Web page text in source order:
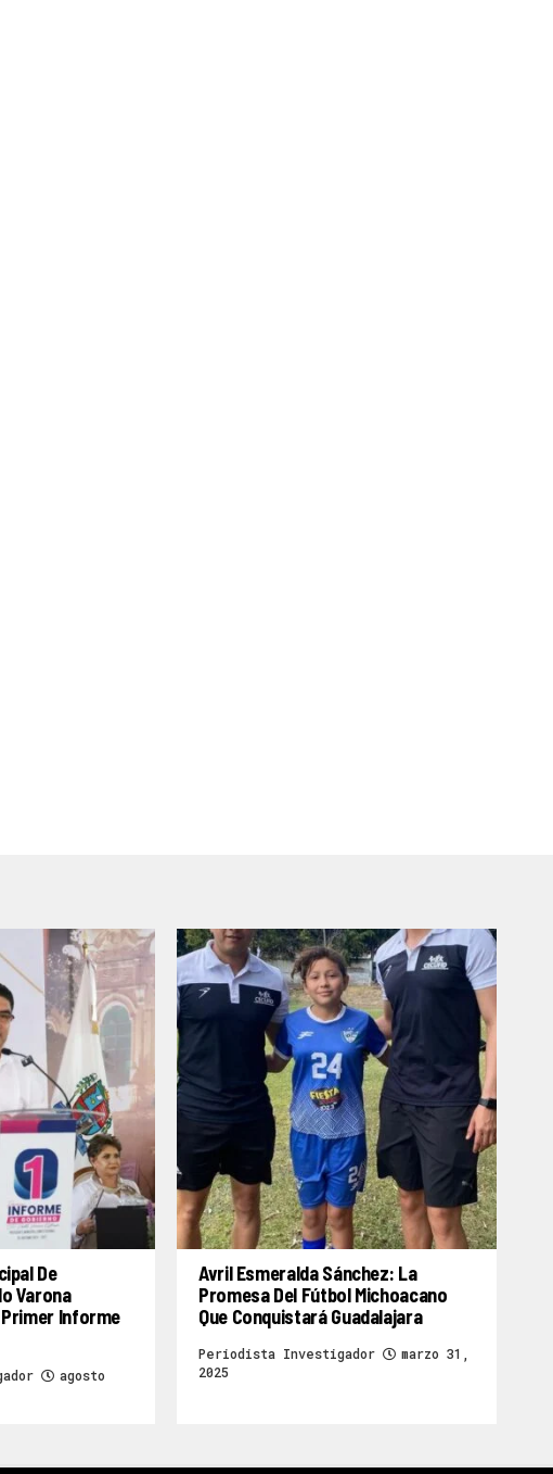
De
Varona
Informe
agosto
Avril Esmeralda Sánchez: La
Promesa Del Fútbol Michoacano
Que Conquistará Guadalajara
Periodista Investigador
marzo 31,
2025